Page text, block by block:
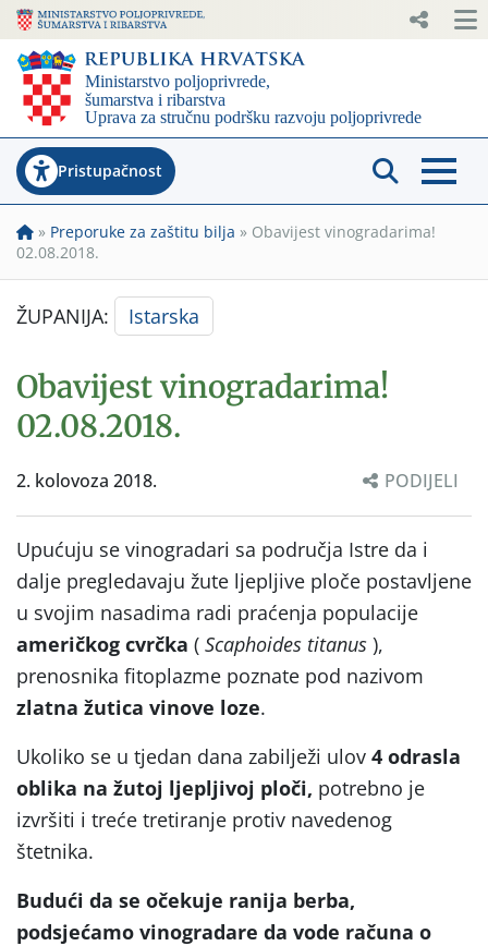
Pristupačnost
» Preporuke za zaštitu bilja » Obavijest vinogradarima!
02.08.2018.
ŽUPANIJA: Istarska
Obavijest vinogradarima!
02.08.2018.
2. kolovoza 2018. PODIJELI
Upućuju se vinogradari sa područja Istre da i
dalje pregledavaju žute ljepljive ploče postavljene
u svojim nasadima radi praćenja populacije
američkog cvrčka ( Scaphoides titanus ),
prenosnika fitoplazme poznate pod nazivom
zlatna žutica vinove loze.
Ukoliko se u tjedan dana zabilježi ulov 4 odrasla
oblika na žutoj ljepljivoj ploči, potrebno je
izvršiti i treće tretiranje protiv navedenog
štetnika.
Budući da se očekuje ranija berba,
podsjećamo vinogradare da vode računa o